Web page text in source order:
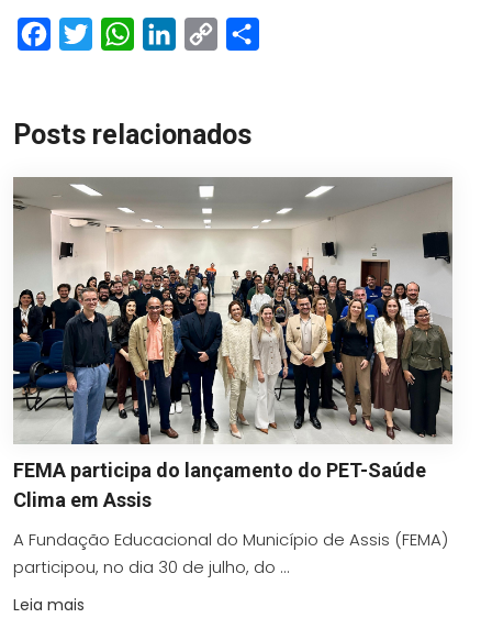
FacebookTwitterWhatsAppLinkedIn
Copy
Posts relacionados
FEMA participa do lançamento do PET-Saúde
Clima em Assis
A Fundação Educacional do Município de Assis (FEMA)
participou, no dia 30 de julho, do ...
Leia mais